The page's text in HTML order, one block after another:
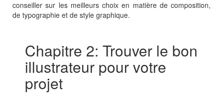
conseiller sur les meilleurs choix en matière de composition,
de typographie et de style graphique.
Chapitre 2: Trouver le bon
illustrateur pour votre
projet